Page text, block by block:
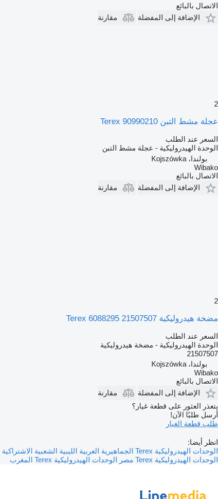
الاتصال بالبائع
الإضافة إلى المفضلة
مقارنة
2
عجلة مشط التبن Terex 90990210
السعر عند الطلب
الوحدة الهيدروليكية - عجلة مشط التبن
بولندا، Kojszówka
Wibako
الاتصال بالبائع
الإضافة إلى المفضلة
مقارنة
2
مضخة هيدروليكية Terex 6088295 21507507
السعر عند الطلب
الوحدة الهيدروليكية - مضخة هيدروليكية
21507507
بولندا، Kojszówka
Wibako
الاتصال بالبائع
الإضافة إلى المفضلة
مقارنة
يتعذر العثور على قطعة غيار؟
أرسل طلبًا الآن!
طلب قطعة الغيار
انظر أيضا:
الوحدات الهيدروليكية Terex الجماهيرية العربية الليبية الشعبية الاشتراكية
الوحدات الهيدروليكية Terex مصر
الوحدات الهيدروليكية Terex المغرب